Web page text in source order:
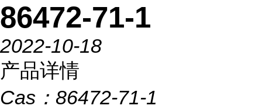
86472-71-1
2022-10-18
产品详情
Cas： 86472-71-1